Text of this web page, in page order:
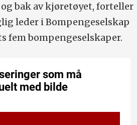
bak av kjøretøyet, forteller
leder i Bompengeselskap
fem bompengeselskaper.